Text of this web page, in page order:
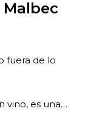
fuera de lo
vino, es una
bajo prácticas
y disfrutar